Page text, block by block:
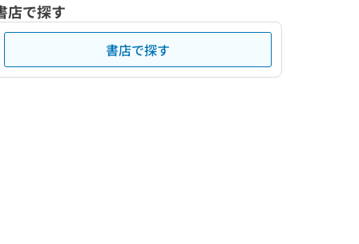
店で探す
書店で探す